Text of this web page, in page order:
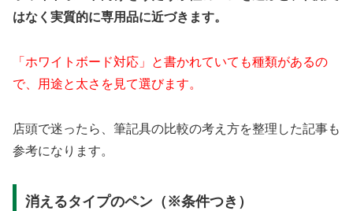
はなく実質的に専用品に近づきます。
「ホワイトボード対応」と書かれていても種類があるの
で、用途と太さを見て選びます。
店頭で迷ったら、筆記具の比較の考え方を整理した記事も
参考になります。
消えるタイプのペン（※条件つき）